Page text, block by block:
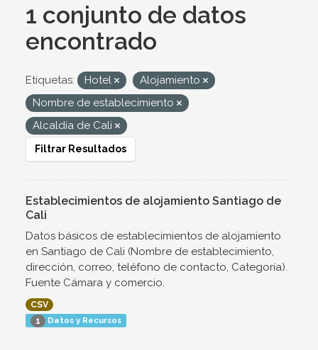
1 conjunto de datos
encontrado
Etiquetas: Hotel
Alojamiento
Nombre de establecimiento
Alcaldía de Cali
Filtrar Resultados
Establecimientos de alojamiento Santiago de
Cali
Datos básicos de establecimientos de alojamiento
en Santiago de Cali (Nombre de establecimiento,
dirección, correo, teléfono de contacto, Categoría).
Fuente Cámara y comercio.
CSV
1 Datos y Recursos